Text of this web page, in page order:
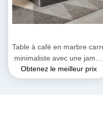
Table à café en marbre
minimaliste avec une jambe
en acier inoxydable
Obtenez le meilleur prix